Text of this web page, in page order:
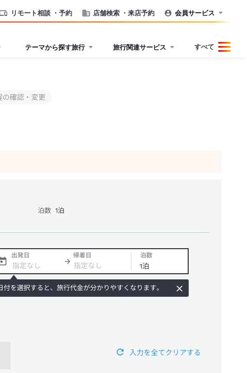
リモート相談 ・予約 店舗検索 ・来店予約 会員サービス
テーマから探す旅行 旅行関連サービス すべて
の確認・変更
泊数 1泊
出発日 帰着日 泊数
付を選択すると、旅行代金が分かりやすくなります。
入力を全てクリアする